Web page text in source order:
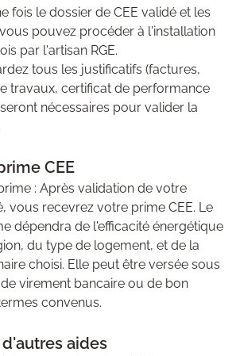
fois le dossier de CEE validé et les
pouvez procéder à l'installation
par l'artisan RGE.
tous les justificatifs (factures,
travaux, certificat de performance
nécessaires pour valider la
CEE
: Après validation de votre
vous recevrez votre prime CEE. Le
dépendra de l'efficacité énergétique
du type de logement, et de la
choisi. Elle peut être versée sous
virement bancaire ou de bon
convenus.
aides